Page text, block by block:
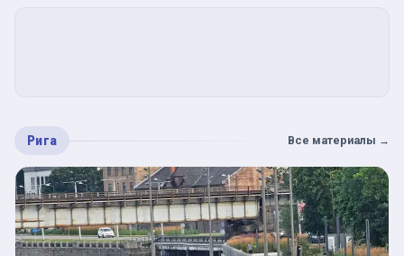
Рига Все материалы →